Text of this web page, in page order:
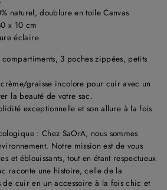
naturel, doublure en toile Canvas
x 10 cm
éclaire
3 poches zippées, petits
graisse incolore pour cuir avec un
la beauté de votre sac.
exceptionnelle et son allure à la fois
: Chez SaOrA, nous sommes
Notre mission est de vous
et éblouissants, tout en étant respectueux
raconte une histoire, celle de la
de cuir en un accessoire à la fois chic et